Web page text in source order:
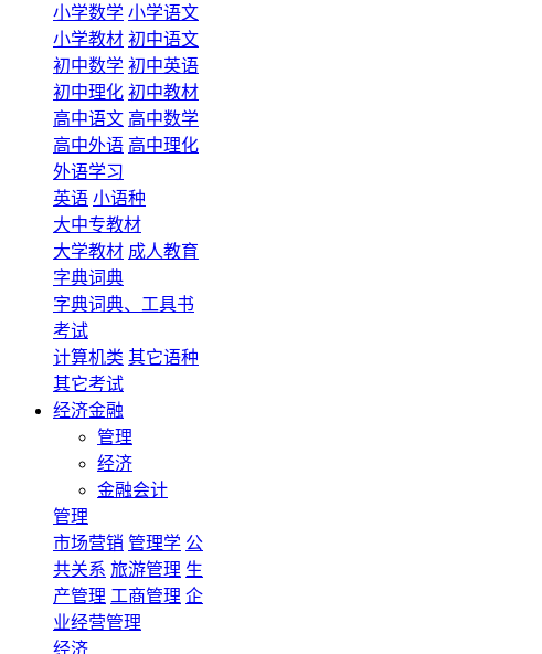
小学数学 小学语文
小学教材 初中语文
初中数学 初中英语
初中理化 初中教材
高中语文 高中数学
高中外语 高中理化
外语学习
英语 小语种
大中专教材
大学教材 成人教育
字典词典
字典词典、工具书
考试
计算机类 其它语种
其它考试
经济金融
管理
经济
金融会计
管理
市场营销 管理学 公
共关系 旅游管理 生
产管理 工商管理 企
业经营管理
经济